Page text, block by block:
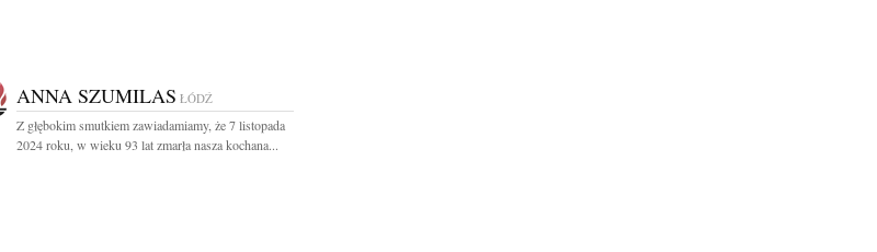
ANNA SZUMILAS ŁÓDŹ
Z głębokim smutkiem zawiadamiamy, że 7 listopada
2024 roku, w wieku 93 lat zmarła nasza kochana...